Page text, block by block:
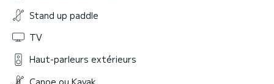
Stand up paddle
TV
Haut-parleurs extérieurs
Canoe ou Kayak